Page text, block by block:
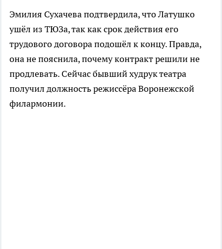
Эмилия Сухачева подтвердила, что Латушко
ушёл из ТЮЗа, так как срок действия его
трудового договора подошёл к концу. Правда,
она не пояснила, почему контракт решили не
продлевать. Сейчас бывший худрук театра
получил должность режиссёра Воронежской
филармонии.